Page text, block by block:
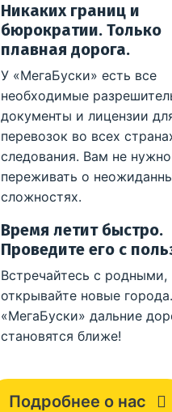
Никаких границ и
бюрократии. Только
плавная дорога.
У «МегаБуски» есть все
необходимые
документы и лицензии
перевозок во всех
следования. Вам не нужно
переживать о
сложностях.
Время летит быстро.
Проведите его с
Встречайтесь с родными,
открывайте новые
«МегаБуски» дальние
становятся ближе!
Подробнее о нас